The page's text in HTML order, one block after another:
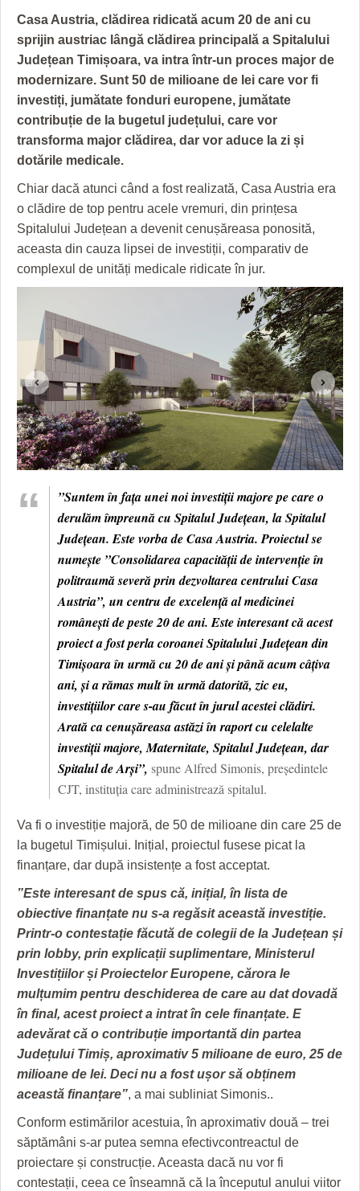
ZIARISTU’ DE TERASĂ
CU OIŞTEA-N KIERKEGAARD
FINANŢĂRI DE LA A LA Z
PE SURSE
UNDE MERGEM
FILME DOCUMENTARE
CLIPURI VIDEO
JOCURI ONLINE
ANUNŢURI
INFO SI UTILE
CULTURA
INVATAMANT
JUSTITIE
FILME DOCUMENTARE
CLIPURI VIDEO
JOCURI ONLINE
FARMACII DIN TIMIŞOARA
HARTA TIMIŞOAREI
LICEE, ŞCOLI ŞI GRĂDINIŢE DIN TIMIŞ
PRIMĂRIILE DIN TIMIŞ
SFATUL MEDICULUI
SFATURI JURIDICE
Casa Austria, clădirea ridicată acum 20 de ani cu
sprijin austriac lângă clădirea principală a Spitalului
Județean Timișoara, va intra într-un proces major de
modernizare. Sunt 50 de milioane de lei care vor fi
investiți, jumătate fonduri europene, jumătate
contribuție de la bugetul județului, care vor
transforma major clădirea, dar vor aduce la zi și
dotările medicale.
Chiar dacă atunci când a fost realizată, Casa Austria era
o clădire de top pentru acele vremuri, din prințesa
Spitalului Județean a devenit cenușăreasa ponosită,
aceasta din cauza lipsei de investiții, comparativ de
complexul de unități medicale ridicate în jur.
”Suntem în fața unei noi investiții majore pe care o
derulăm împreună cu Spitalul Județean, la Spitalul
Județean. Este vorba de Casa Austria. Proiectul se
numește ”Consolidarea capacității de intervenție în
politraumă severă prin dezvoltarea centrului Casa
Austria”, un centru de excelență al medicinei
românești de peste 20 de ani. Este interesant că acest
proiect a fost perla coroanei Spitalului Județean din
Timișoara în urmă cu 20 de ani și până acum câțiva
ani, și a rămas mult în urmă datorită, zic eu,
investițiilor care s-au făcut în jurul acestei clădiri.
Arată ca cenușăreasa astăzi în raport cu celelalte
investiții majore, Maternitate, Spitalul Județean, dar
Spitalul de Arși”, spune Alfred Simonis, președintele
CJT, instituția care administrează spitalul.
Va fi o investiție majoră, de 50 de milioane din care 25 de
la bugetul Timișului. Inițial, proiectul fusese picat la
finanțare, dar după insistențe a fost acceptat.
”Este interesant de spus că, inițial, în lista de
obiective finanțate nu s-a regăsit această investiție.
Printr-o contestație făcută de colegii de la Județean și
prin lobby, prin explicații suplimentare, Ministerul
Investițiilor și Proiectelor Europene, cărora le
mulțumim pentru deschiderea de care au dat dovadă
în final, acest proiect a intrat în cele finanțate. E
adevărat că o contribuție importantă din partea
Județului Timiș, aproximativ 5 milioane de euro, 25 de
milioane de lei. Deci nu a fost ușor să obținem
această finanțare”, a mai subliniat Simonis..
Conform estimărilor acestuia, în aproximativ două – trei
săptămâni s-ar putea semna efectivcontreactul de
proiectare și construcție. Aceasta dacă nu vor fi
contestații, ceea ce înseamnă că la începutul anului viitor